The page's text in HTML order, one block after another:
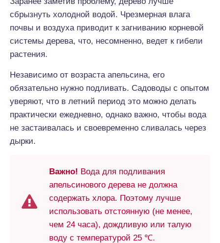
сбрызнуть холодной водой. Чрезмерная влага
почвы и воздуха приводит к загниванию корневой
системы дерева, что, несомненно, ведет к гибели
растения.
Независимо от возраста апельсина, его
обязательно нужно подливать. Садоводы с опытом
уверяют, что в летний период это можно делать
практически ежедневно, однако важно, чтобы вода
не застаивалась и своевременно сливалась через
дырки.
Важно! Вода для подливания
апельсинового дерева не должна
содержать хлора. Поэтому лучше
использовать отстоянную (не менее,
чем 24 часа), дождливую или талую
воду с температурой 25 ℃.